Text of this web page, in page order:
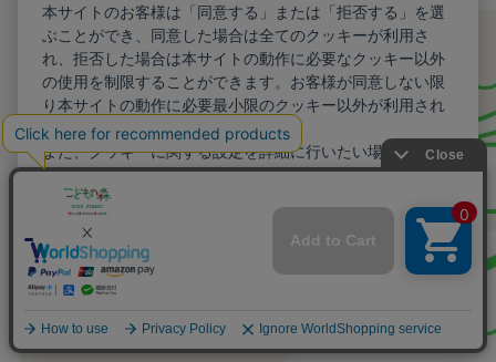
本サイトのお客様は「同意する」または「拒否する」を選
ぶことができ、同意した場合は全てのクッキーが利用さ
れ、拒否した場合は本サイトの動作に必要なクッキー以外
の使用を制限することができます。お客様が同意しない限
り本サイトの動作に必要最小限のクッキー以外が利用され
ることはありません。
また、クッキーに関する設定を詳細に行いたい場合はこち
らから行えます。詳細設定